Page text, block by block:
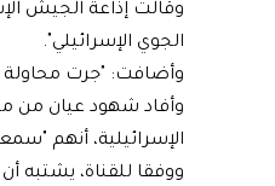
وقالت إذاعة الجيش
الجوي الإسرائيلي".
وأضافت: "جرت محاولة
الإسرائيلية، أنهم
ووفقا للقناة، يشتبه